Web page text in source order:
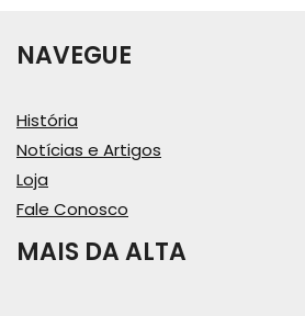
NAVEGUE
História
Notícias e Artigos
Loja
Fale Conosco
MAIS DA ALTA